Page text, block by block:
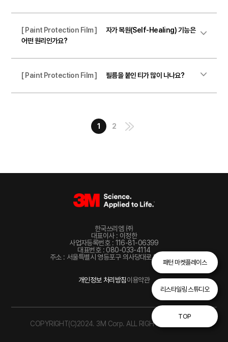
패턴 마켓플레이스
리스타일링 스튜디오
TOP
[ Paint Protection Film ]
자가 복원(Self-Healing) 기능은
어떤 원리인가요?
[ Paint Protection Film ] 필름을 붙인 티가 많이 나나요?
1 2
한국쓰리엠 ㈜
대표이사 : 이정한
사업자등록번호 : 116-81-06399
대표번호 : 080-033-4114
주소 : 서울특별시 영등포구 의사당대로 82, 22층
개인정보 처리방침이용약관
COPYRIGHT(C)2024. 3M Corp. ALL RIGHTS RESERVED